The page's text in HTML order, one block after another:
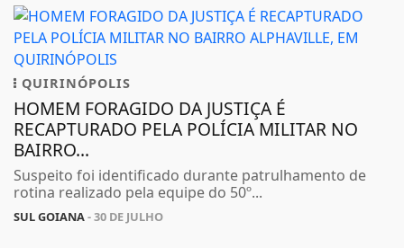
QUIRINÓPOLIS
HOMEM FORAGIDO DA JUSTIÇA É
RECAPTURADO PELA POLÍCIA MILITAR NO
BAIRRO...
Suspeito foi identificado durante patrulhamento de
rotina realizado pela equipe do 50º...
SUL GOIANA- 30 DE JULHO